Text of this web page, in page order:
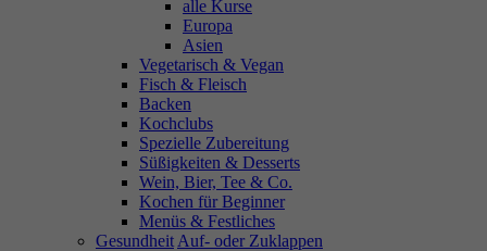
alle Kurse
Europa
Asien
Vegetarisch & Vegan
Fisch & Fleisch
Backen
Kochclubs
Spezielle Zubereitung
Süßigkeiten & Desserts
Wein, Bier, Tee & Co.
Kochen für Beginner
Menüs & Festliches
Gesundheit Auf- oder Zuklappen